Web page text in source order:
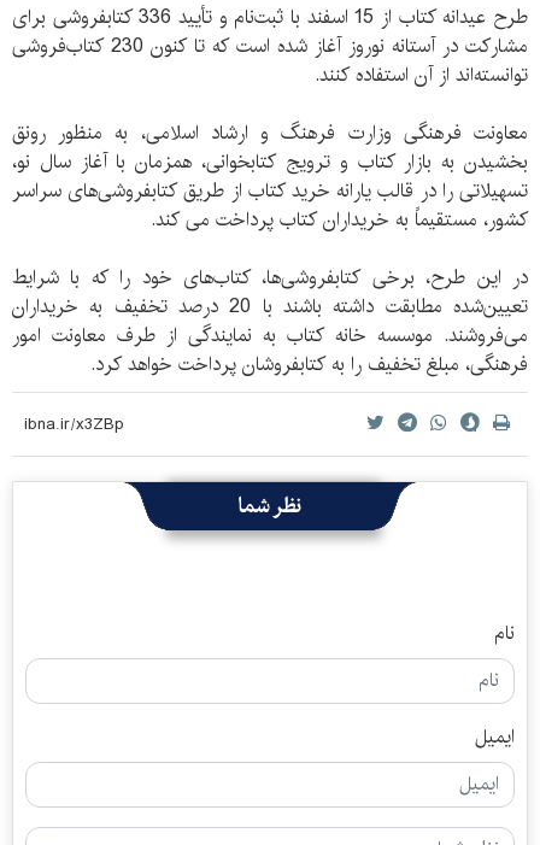
طرح عیدانه کتاب از 15 اسفند با ثبت‌نام و تأیید 336 کتابفروشی برای
مشارکت در آستانه نوروز آغاز شده است که تا کنون 230 کتاب‌فروشی
توانسته‌اند از آن استفاده کنند.
معاونت فرهنگی وزارت فرهنگ و ارشاد اسلامی، به منظور رونق
بخشیدن به بازار کتاب و ترویج کتابخوانی، همزمان با آغاز سال نو،
تسهیلاتی را در قالب یارانه خرید کتاب از طریق کتابفروشی‌های سراسر
کشور، مستقیماً به خریداران کتاب پرداخت می کند.
در این طرح، برخی کتابفروشی‌ها، کتاب‌های خود را که با شرایط
تعیین‌شده مطابقت داشته باشند با 20 درصد تخفیف به خریداران
می‌فروشند. موسسه خانه کتاب به نمایندگی از طرف معاونت امور
فرهنگی، مبلغ تخفیف را به کتابفروشان پرداخت خواهد کرد.
نظر شما
نام
ایمیل